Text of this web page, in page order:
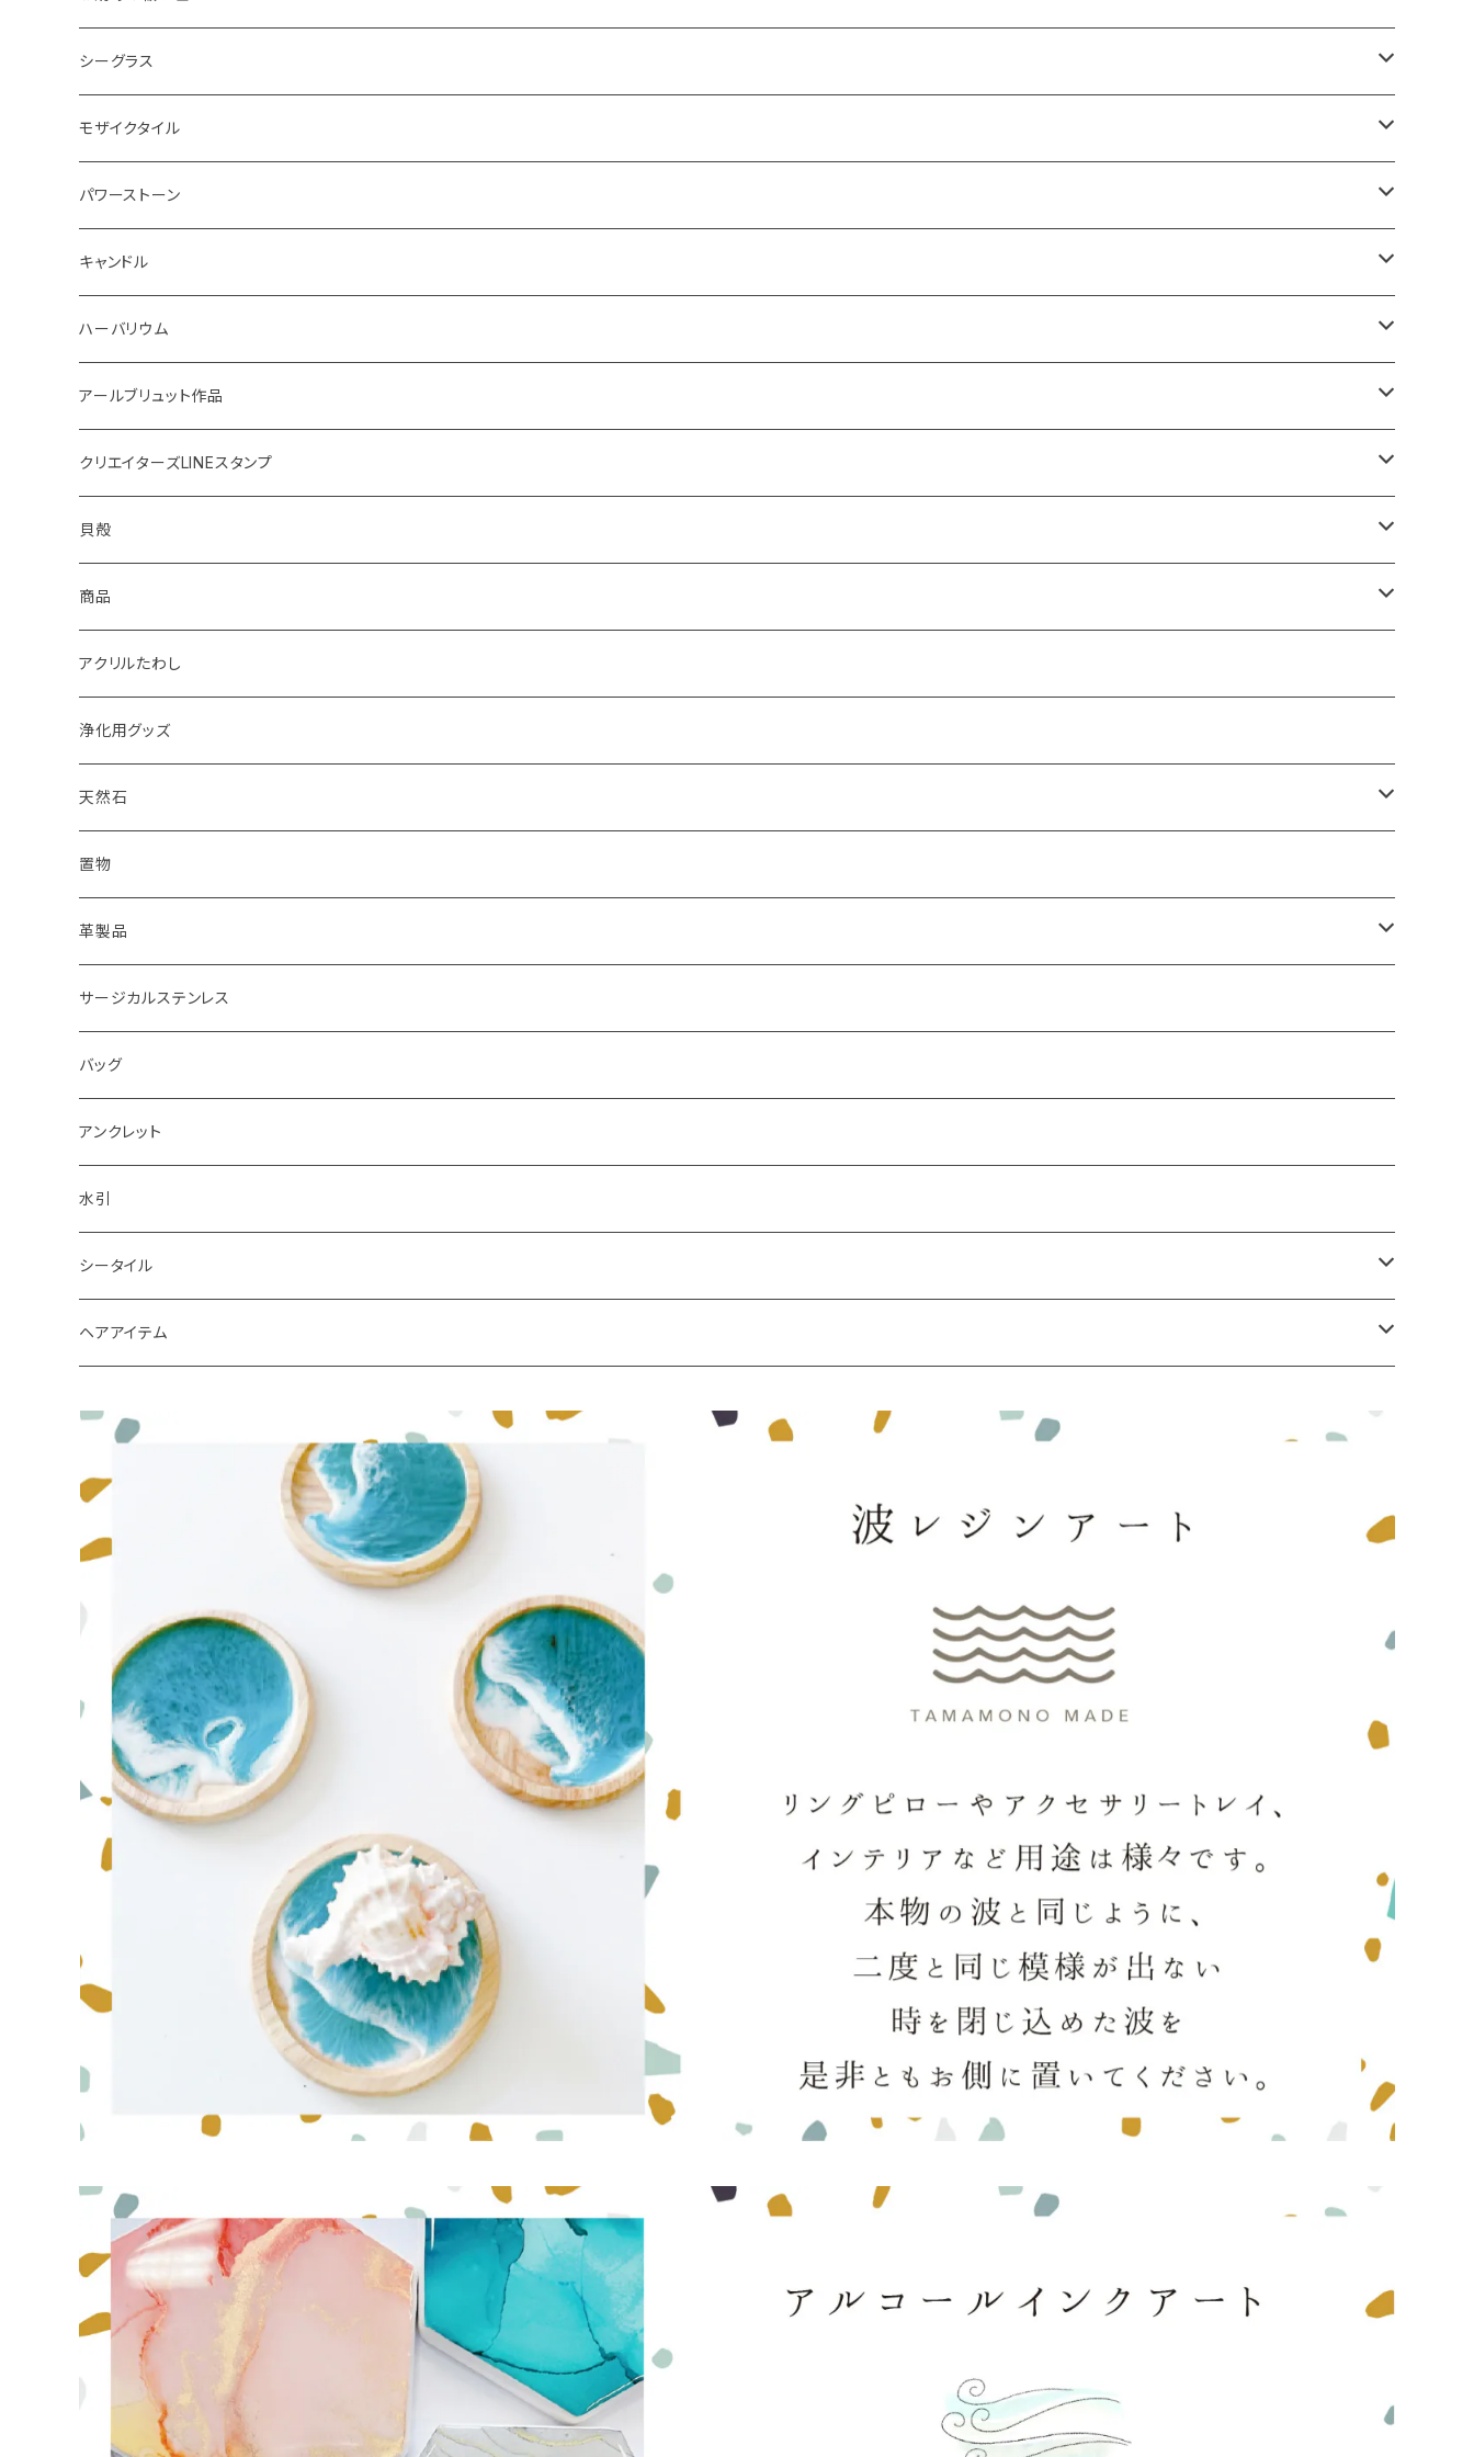
ボード
ハンギング
コースター
鍋敷き
インテリア
体験教室
ヘアゴム
キーホルダー
ボタニカルトレイ
イニシャル
20220326 天赦塩
20220610 天赦塩
20220614 満月塩
体験教室
シーグラス
ピアス
ネックレス
フォトフレーム
SONOMONO
モザイクタイル
ピアス
SONOMONO
パワーストーン
女性用(16cm)
男性用(18cm)
キャンドル
海のスケルトン
ボタニカルキャンドル
貝キャンドル
天然石キャンドル
体験教室
ハーバリウム
高さ12cm
高さ10cm
体験教室
アールブリュット作品
Masatsugu
2022
yumemiru strawberry
HIROMU
稲子
クリエイターズLINEスタンプ
Satomi
yumemiru strawberry
Masatsugu
貝殻
ピアス
商品
紅茶
アクリルたわし
浄化用グッズ
天然石
オイル
ピアス
置物
革製品
ピアス
キーホルダー
サージカルステンレス
バッグ
アンクレット
水引
シータイル
シータイルピアス
ヘアアイテム